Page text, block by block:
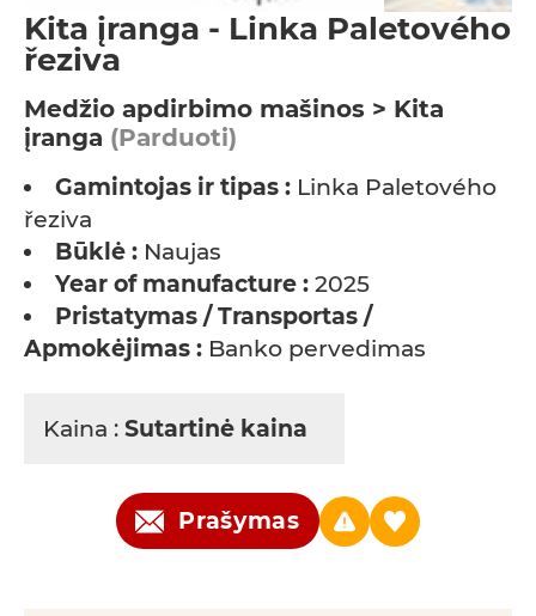
Kita įranga - Linka Paletového
řeziva
Medžio apdirbimo mašinos > Kita
įranga (Parduoti)
Gamintojas ir tipas : Linka Paletového
řeziva
Būklė : Naujas
Year of manufacture : 2025
Pristatymas / Transportas /
Apmokėjimas : Banko pervedimas
Kaina : Sutartinė kaina
Prašymas